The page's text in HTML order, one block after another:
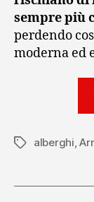
sempre più
perdendo
moderna ed
Tag alberghi,